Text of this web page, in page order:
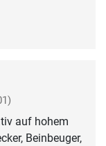
auf hohem
Beinbeuger,